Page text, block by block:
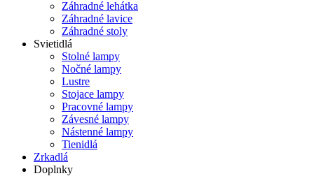
Záhradné lehátka
Záhradné lavice
Záhradné stoly
Svietidlá
Stolné lampy
Nočné lampy
Lustre
Stojace lampy
Pracovné lampy
Závesné lampy
Nástenné lampy
Tienidlá
Zrkadlá
Doplnky